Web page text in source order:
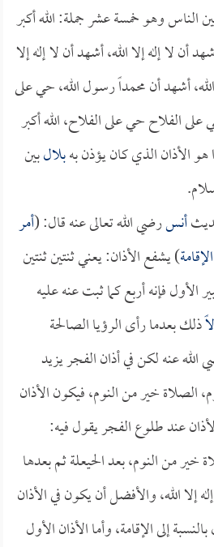
الناس وهو خمسة عشر جملة: الله أكبر
أن لا إله إلا الله، أشهد أن لا إله إلا
أشهد أن محمداً رسول الله، حي على
الفلاح حي على الفلاح، الله أكبر
هو الأذان الذي كان يؤذن بهبلالبين
أنسرضي الله تعالى عنه قال: (أمر
) يشفع الأذان: يعني ثنتين ثنتين
الأول فإنه أربع كما ثبت عنه عليه
ذلك بعدما رأى الرؤيا الصالحة
الله عنه لكن في أذان الفجر يزيد
الصلاة خير من النوم، فيكون الأذان
عند طلوع الفجر يقول فيه:
خير من النوم، بعد الحيعلة ثم بعدها
إلا الله، والأفضل أن يكون في الأذان
إلى الإقامة، وأما الأذان الأول